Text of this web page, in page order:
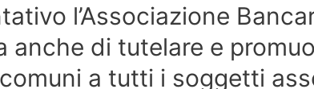
l’Associazione
anche di tutelare e
a tutti i soggetti